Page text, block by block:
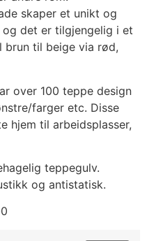
skaper et unikt og
det er tilgjengelig i et
til beige via rød,
over 100 teppe design
farger etc. Disse
hjem til arbeidsplasser,
teppegulv.
og antistatisk.